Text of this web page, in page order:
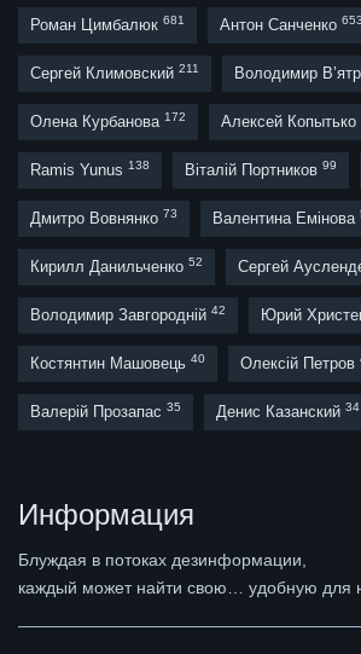
Роман Цимбалюк 681 Антон Санченко 653
Сергей Климовский 211 Володимир
Олена Курбанова 172 Алексей Копытько
Ramis Yunus 138 Віталій Портников 99
Дмитро Вовнянко 73 Валентина Емінова
Кирилл Данильченко 52 Сергей
Володимир Завгородній 42 Юрий
Костянтин Машовець 40 Олексій Петров
Валерій Прозапас 35 Денис Казанский 34
Информация
Блуждая в потоках дезинформации,
каждый может найти свою… удобную для